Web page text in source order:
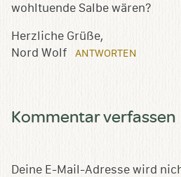
wohltuende Salbe wären?
Herzliche Grüße,
Nord Wolf
ANTWORTEN
Kommentar verfassen
Deine E-Mail-Adresse wird